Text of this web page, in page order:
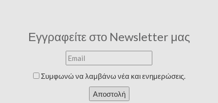
Εγγραφείτε στο Newsletter μας
Συμφωνώ να λαμβάνω νέα και ενημερώσεις.
Αποστολή